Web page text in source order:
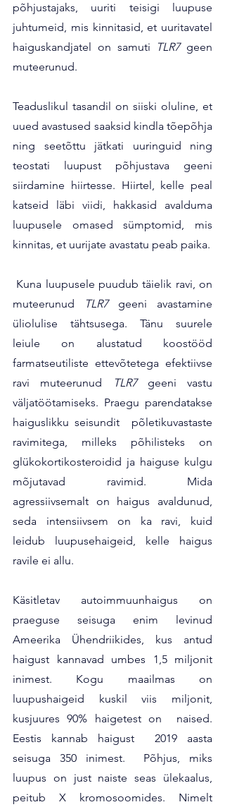
põhjustajaks, uuriti teisigi luupuse
juhtumeid, mis kinnitasid, et uuritavatel
haiguskandjatel on samuti
TLR7 geen
muteerunud.
Teaduslikul tasandil on siiski oluline, et
uued avastused saaksid kindla tõepõhja
ning seetõttu jätkati uuringuid ning
teostati luupust põhjustava geeni
siirdamine hiirtesse. Hiirtel, kelle peal
katseid läbi viidi, hakkasid avalduma
luupusele omased sümptomid, mis
kinnitas, et uurijate avastatu peab paika.
muteerunud
TLR7 geeni avastamine
üliolulise tähtsusega. Tänu suurele
leiule on alustatud koostööd
farmatseutiliste ettevõtetega efektiivse
ravi muteerunud
TLR7 geeni vastu
väljatöötamiseks. Praegu parendatakse
haiguslikku seisundit  põletikuvastaste
ravimitega, milleks põhilisteks on
glükokortikosteroidid ja haiguse kulgu
mõjutavad ravimid. Mida
agressiivsemalt on haigus avaldunud,
seda intensiivsem on ka ravi, kuid
leidub luupusehaigeid, kelle haigus
ravile ei allu.
Käsitletav autoimmuunhaigus on
praeguse seisuga enim levinud
Ameerika Ühendriikides, kus antud
haigust kannavad umbes 1,5 miljonit
inimest. Kogu maailmas on
luupushaigeid kuskil viis miljonit,
kusjuures 90% haigetest on  naised.
Eestis kannab haigust  2019 aasta
seisuga 350 inimest.  Põhjus, miks
luupus on just naiste seas ülekaalus,
peitub X kromosoomides. Nimelt